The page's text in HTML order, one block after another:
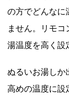
の方でどんなに
ません。リモ
湯温度を高く設
ぬるいお湯しか
高めの温度に設